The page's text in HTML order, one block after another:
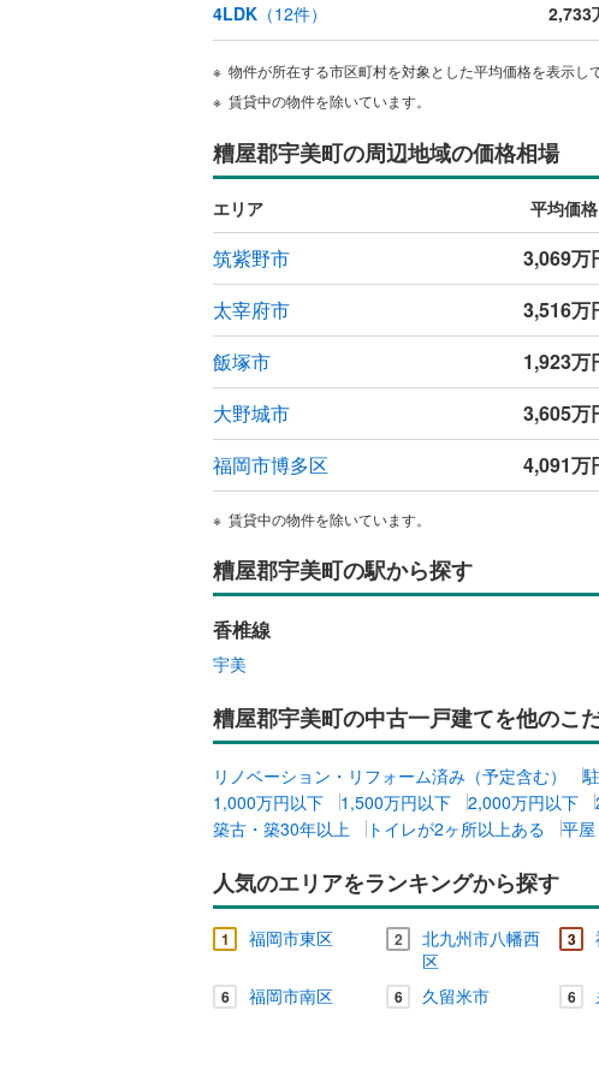
4LDK （12件） 2,733
物件が所在する市区町村を対象とした平均価格を表示し
賃貸中の物件を除いています。
糟屋郡宇美町の周辺地域の価格相場
エリア 平均価格
筑紫野市 3,069万
太宰府市 3,516万
飯塚市 1,923万
大野城市 3,605万
福岡市博多区 4,091万
賃貸中の物件を除いています。
糟屋郡宇美町の駅から探す
香椎線
宇美
糟屋郡宇美町の中古一戸建てを他のこ
リノベーション・リフォーム済み（予定含む）
1,000万円以下
1,500万円以下 2,000万円以下
築古・築30年以上
トイレが2ヶ所以上ある 平
人気のエリアをランキングから探す
1 福岡市東区 2
北九州市八幡西
区
3
6 福岡市南区 6 久留米市 6